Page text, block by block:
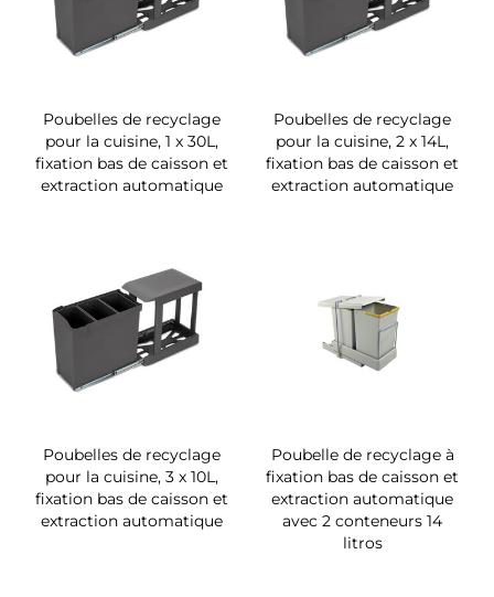
Poubelles de recyclage
pour la cuisine, 1 x 30L,
fixation bas de caisson et
extraction automatique
Poubelles de recyclage
pour la cuisine, 2 x 14L,
fixation bas de caisson et
extraction automatique
Poubelles de recyclage
pour la cuisine, 3 x 10L,
fixation bas de caisson et
extraction automatique
Poubelle de recyclage à
fixation bas de caisson et
extraction automatique
avec 2 conteneurs 14
litros